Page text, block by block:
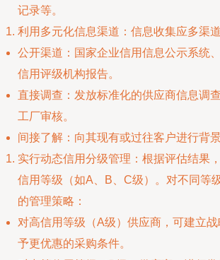
记录等。
利用多元化信息渠道：信息收集应多渠
公开渠道：国家企业信用信息公示系统
信用评级机构报告。
直接调查：发放标准化的供应商信息调
工厂审核。
间接了解：向其现有或过往客户进行背景
实行动态信用分级管理：根据评估结果
信用等级（如A、B、C级）。对不同等
的管理策略：
对高信用等级（A级）供应商，可建立
予更优惠的采购条件。